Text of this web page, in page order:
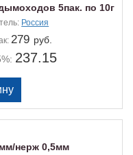
5пак. по 10г
Россия
279 руб.
237.15
нерж 0,5мм